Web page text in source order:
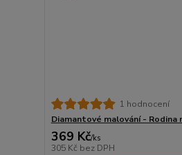
1 hodnocení
Diamantové malování - Rodina
369 Kč/ks
305 Kč bez DPH